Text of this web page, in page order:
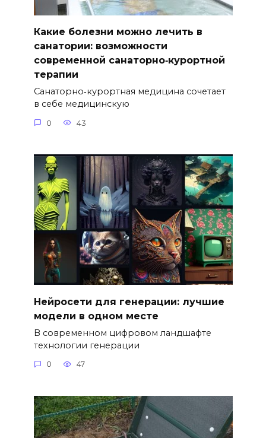
Какие болезни можно лечить в
санатории: возможности
современной санаторно‑курортной
терапии
Санаторно‑курортная медицина сочетает
в себе медицинскую
0 43
Нейросети для генерации: лучшие
модели в одном месте
В современном цифровом ландшафте
технологии генерации
0 47